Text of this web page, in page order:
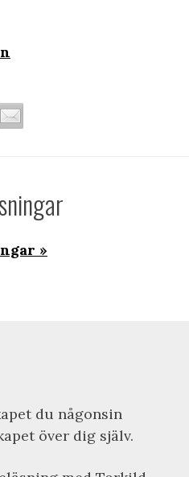
du någonsin
över dig själv.